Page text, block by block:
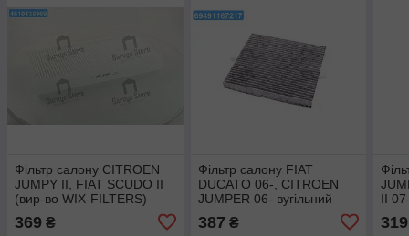
Фільтр салону CITROEN
JUMPY II, FIAT SCUDO II
(вир-во WIX-FILTERS)
369 ₴
Фільтр салону FIAT
DUCATO 06-, CITROEN
JUMPER 06- вугільний
(вир-во DENCKERMANN)
M110549K
387 ₴
II
319